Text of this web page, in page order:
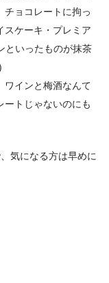
チョコレートに拘っ
スケーキ・プレミア
といったものが抹茶
ワインと梅酒なんて
ートじゃないのにも
気になる方は早めに